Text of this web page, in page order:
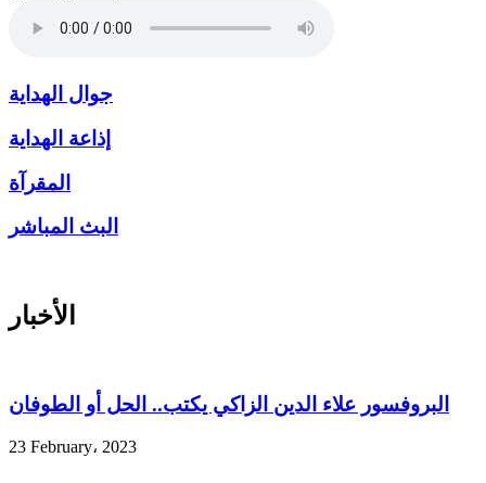
جوال الهداية
إذاعة الهداية
المقرآة
البث المباشر
الأخبار
البروفسور علاء الدين الزاكي يكتب.. الحل أو الطوفان
23 February، 2023